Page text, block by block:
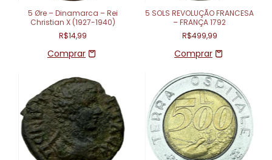
5 Øre – Dinamarca – Rei
Christian X (1927-1940)
R$14,99
5 SOLS REVOLUÇÃO FRANCESA
– FRANÇA 1792
R$499,99